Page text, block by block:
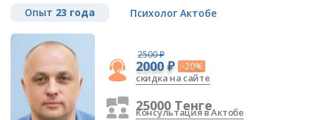
Опыт 23 года Психолог Актобе
2500 ₽
2000 ₽ -20%
скидка на сайте
25000 Тенге
Консультация в Актобе